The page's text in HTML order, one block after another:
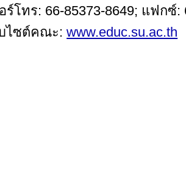
ร์โทร: 66-85373-8649; แฟกซ์:
บไซต์คณะ:www.educ.su.ac.th